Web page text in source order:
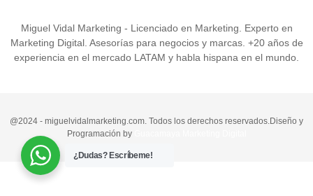
Miguel Vidal Marketing - Licenciado en Marketing. Experto en
Marketing Digital. Asesorías para negocios y marcas. +20 años de
experiencia en el mercado LATAM y habla hispana en el mundo.
@2024 - miguelvidalmarketing.com. Todos los derechos reservados.Diseño y
Programación by
¿Dudas? Escríbeme!